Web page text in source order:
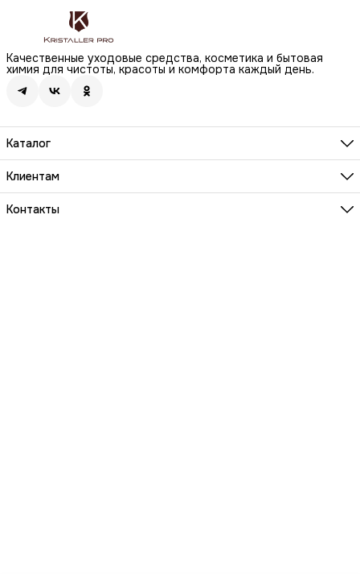
Качественные уходовые средства, косметика и бытовая
химия для чистоты, красоты и комфорта каждый день.
Каталог
Бренды
Волосы
Макияж
Клиентам
О компании
Реквизиты
Контакты